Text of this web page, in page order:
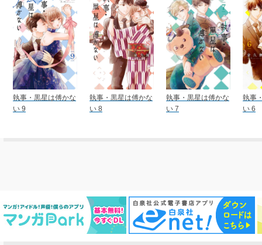
執事・黒星は傅かな
い 9
執事・黒星は傅かな
い 8
執事・黒星は傅かな
い 7
執事
い 6